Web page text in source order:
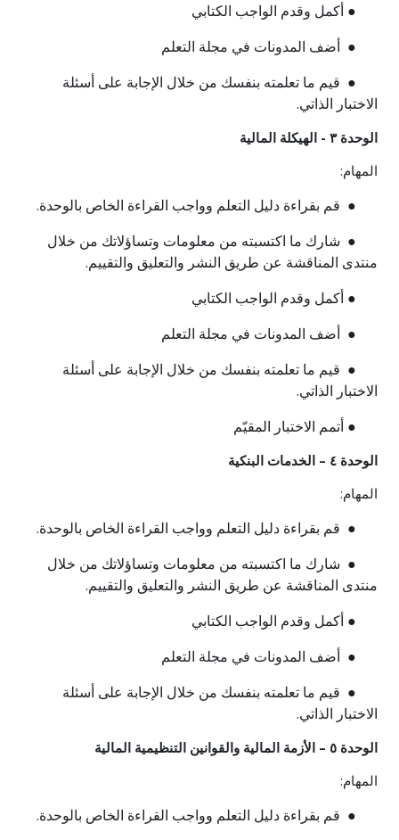
● أكمل وقدم الواجب الكتابي
● أضف المدونات في مجلة التعلم
● قيم ما تعلمته بنفسك من خلال الإجابة على أسئلة
الاختبار الذاتي.
الوحدة ٣ - الهيكلة المالية
المهام:
● قم بقراءة دليل التعلم وواجب القراءة الخاص بالوحدة.
● شارك ما اكتسبته من معلومات وتساؤلاتك من خلال
منتدى المناقشة عن طريق النشر والتعليق والتقييم.
● أكمل وقدم الواجب الكتابي
● أضف المدونات في مجلة التعلم
● قيم ما تعلمته بنفسك من خلال الإجابة على أسئلة
الاختبار الذاتي.
● أتمم الاختبار المقيّم
الوحدة ٤ – الخدمات البنكية
المهام:
● قم بقراءة دليل التعلم وواجب القراءة الخاص بالوحدة.
● شارك ما اكتسبته من معلومات وتساؤلاتك من خلال
منتدى المناقشة عن طريق النشر والتعليق والتقييم.
● أكمل وقدم الواجب الكتابي
● أضف المدونات في مجلة التعلم
● قيم ما تعلمته بنفسك من خلال الإجابة على أسئلة
الاختبار الذاتي.
الوحدة ٥ – الأزمة المالية والقوانين التنظيمية المالية
المهام:
● قم بقراءة دليل التعلم وواجب القراءة الخاص بالوحدة.